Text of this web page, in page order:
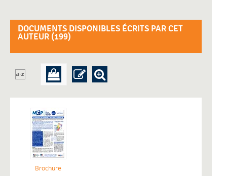
DOCUMENTS DISPONIBLES ÉCRITS PAR CET
AUTEUR (199)
Brochure